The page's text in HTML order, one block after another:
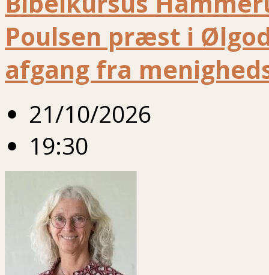
Poulsen præst i
afgang fra
21/10/2026
19:30